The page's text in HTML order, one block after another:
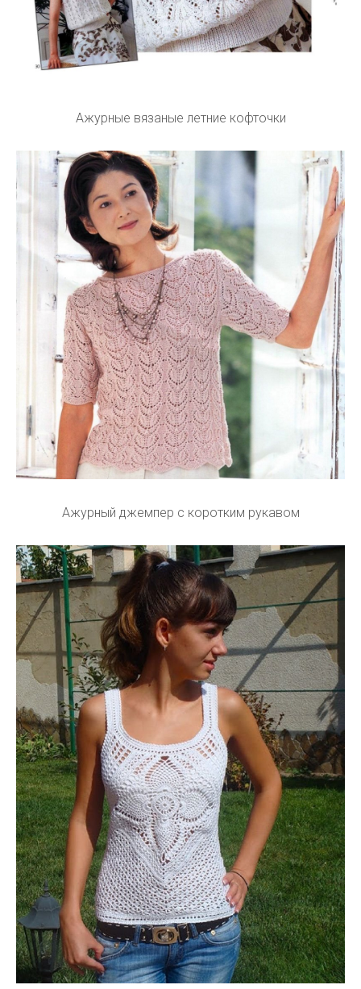
Ажурные вязаные летние кофточки
Ажурный джемпер с коротким рукавом